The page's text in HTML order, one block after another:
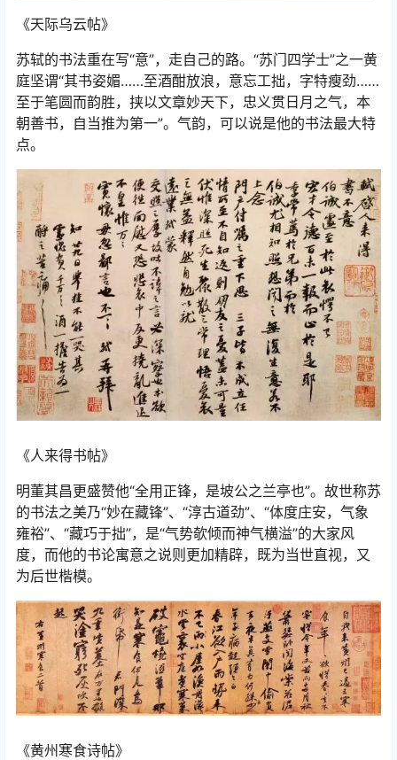
《天际乌云帖》
苏轼的书法重在写“意”，走自己的路。“苏门四学士”之一黄
庭坚谓“其书姿媚……至酒酣放浪，意忘工拙，字特瘦劲……
至于笔圆而韵胜，挟以文章妙天下，忠义贯日月之气，本
朝善书，自当推为第一”。气韵，可以说是他的书法最大特
点。
《人来得书帖》
明董其昌更盛赞他“全用正锋，是坡公之兰亭也”。故世称苏
的书法之美乃“妙在藏锋”、“淳古道劲”、“体度庄安，气象
雍裕”、“藏巧于拙”，是“气势欹倾而神气横溢”的大家风
度，而他的书论寓意之说则更加精辟，既为当世直视，又
为后世楷模。
《黄州寒食诗帖》